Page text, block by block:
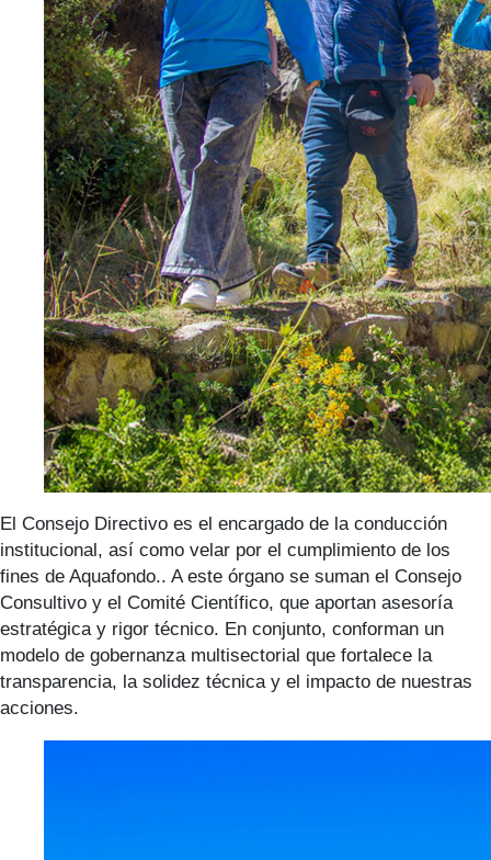
El Consejo Directivo es el encargado de la conducción
institucional, así como velar por el cumplimiento de los
fines de Aquafondo.. A este órgano se suman el Consejo
Consultivo y el Comité Científico, que aportan asesoría
estratégica y rigor técnico. En conjunto, conforman un
modelo de gobernanza multisectorial que fortalece la
transparencia, la solidez técnica y el impacto de nuestras
acciones.